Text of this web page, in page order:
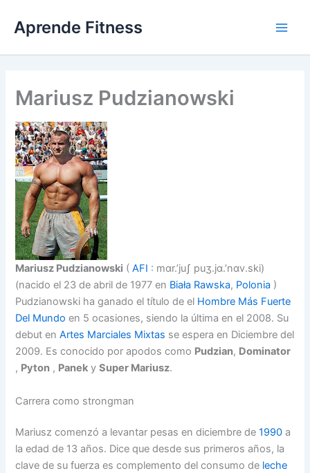
contenido
Aprende Fitness
Mariusz Pudzianowski
Mariusz Pudzianowski (AFI : mɑr.’juʃ puʒ.jɑ.’nɑv.ski)
(nacido el 23 de abril de 1977 en Biała Rawska, Polonia )
Pudzianowski ha ganado el título de el Hombre Más Fuerte
Del Mundo en 5 ocasiones, siendo la última en el 2008. Su
debut enArtes Marciales Mixtas se espera en Diciembre del
2009. Es conocido por apodos como Pudzian, Dominator
, Pyton , Panek ySuper Mariusz.
Carrera como strongman
Mariusz comenzó a levantar pesas en diciembre de1990 a
la edad de 13 años. Dice que desde sus primeros años, la
clave de su fuerza es complemento del consumo de leche